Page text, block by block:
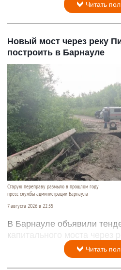
Читать
Новый мост через реку
построить в Барнауле
Старую переправу размыло в прошлом году
пресс-службы администрации Барнаула
7 августа 2026 в 22:55
В Барнауле объявили
капитального моста через
Читать